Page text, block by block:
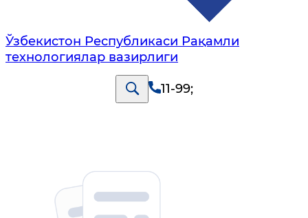
Ўзбекистон Республикаси Рақамли
технологиялар вазирлиги
11-99;